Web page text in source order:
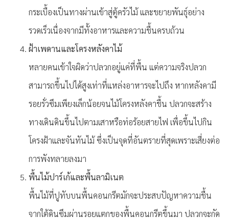
กระเบื้องเป็นทางผ่านเข้าสู่ตู้ครัวไม้ และขยายพันธุ์อย่าง
รวดเร็วเนื่องจากมีทั้งอาหารและความชื้นครบถ้วน
ฝ้าเพดานและโครงหลังคาไม้
หลายคนเข้าใจผิดว่าปลวกอยู่แค่ที่พื้น แต่ความจริงปลวก
สามารถขึ้นไปได้สูงเท่าที่แหล่งอาหารจะไปถึง หากหลังคามี
รอยรั่วซึมเพียงเล็กน้อยจนไม้โครงหลังคาชื้น ปลวกจะสร้าง
ทางเดินดินขึ้นไปตามเสาหรือท่อร้อยสายไฟ เพื่อขึ้นไปกิน
โครงฝ้าและจันทันไม้ ซึ่งเป็นจุดที่อันตรายที่สุดเพราะเสี่ยงต่อ
การพังทลายลงมา
พื้นไม้ปาร์เก้และพื้นลามิเนต
พื้นไม้ที่ปูทับบนพื้นคอนกรีตมักจะประสบปัญหาความชื้น
จากใต้ดินซึมผ่านรอยแตกของพื้นคอนกรีตขึ้นมา ปลวกจะกัด